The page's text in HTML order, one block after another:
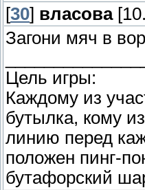
[30] власова
Загони мяч в
Цель игры:
Каждому из
бутылка, кому
линию пеpед
положен пинг-
бутафоpский